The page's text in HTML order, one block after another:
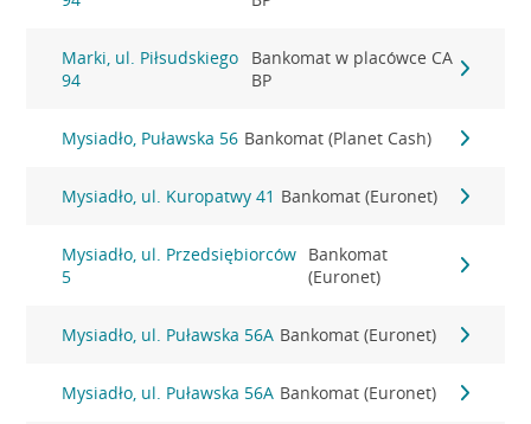
Marki, ul. Piłsudskiego
94
Bankomat w placówce CA
BP
Mysiadło, Puławska 56 Bankomat (Planet Cash)
Mysiadło, ul. Kuropatwy 41 Bankomat (Euronet)
Mysiadło, ul. Przedsiębiorców
5
Bankomat
(Euronet)
Mysiadło, ul. Puławska 56A Bankomat (Euronet)
Mysiadło, ul. Puławska 56A Bankomat (Euronet)